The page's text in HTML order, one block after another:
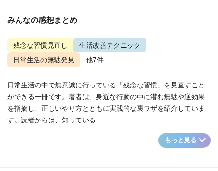
みんなの感想まとめ
残念な習慣見直し
生活改善テクニック
日常生活の無駄発見
...他7件
日常生活の中で無意識に行っている「残念な習慣」を見直すこと
ができる一冊です。著者は、身近な行動の中に潜む無駄や逆効果
を指摘し、正しいやり方とともに実践的な裏ワザを紹介していま
す。読者からは、知っている...
もっと見る